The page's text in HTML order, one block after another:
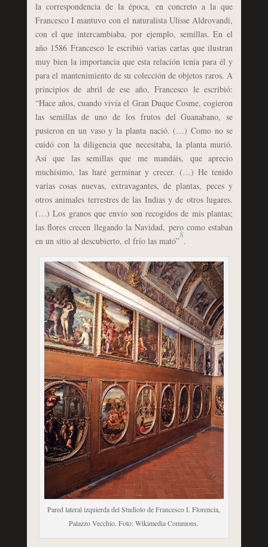
la correspondencia de la época, en concreto a la que
Francesco I mantuvo con el naturalista Ulisse Aldrovandi,
con el que intercambiaba, por ejemplo, semillas. En el
año 1586 Francesco le escribió varias cartas que ilustran
muy bien la importancia que esta relación tenía para él y
para el mantenimiento de su colección de objetos raros. A
principios de abril de ese año, Francesco le escribió:
“Hace años, cuando vivía el Gran Duque Cosme, cogieron
las semillas de uno de los frutos del Guanabano, se
pusieron en un vaso y la planta nació. (…) Como no se
cuidó con la diligencia que necesitaba, la planta murió.
Así que las semillas que me mandáis, que aprecio
muchísimo, las haré germinar y crecer. (…) He tenido
varias cosas nuevas, extravagantes, de plantas, peces y
otros animales terrestres de las Indias y de otros lugares.
(…) Los granos que envío son recogidos de mis plantas;
las flores crecen llegando la Navidad, pero como estaban
en un sitio al descubierto, el frío las mató”
8
.
Pared lateral izquierda del Studiolo de Francesco I. Florencia,
Palazzo Vecchio. Foto: Wikimedia Commons.